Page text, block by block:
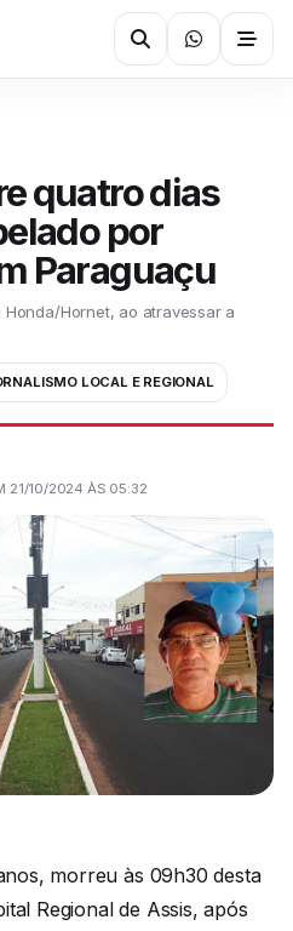
quatro dias
por
Paraguaçu
Hornet, ao atravessar a
LOCAL E REGIONAL
21/10/2024 ÀS 05:32
morreu às 09h30 desta
Regional de Assis, após